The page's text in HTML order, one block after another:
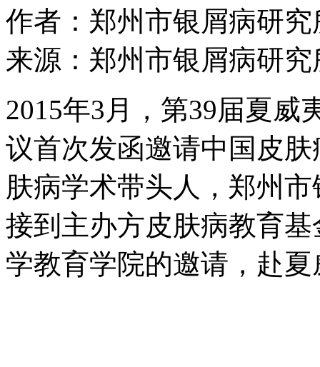
作者：郑州市银屑病研究
来源：郑州市银屑病研究
2015年3月，第39届夏威
议首次发函邀请中国皮
肤病学术带头人，郑州
接到主办方皮肤病教育
学教育学院的邀请，赴